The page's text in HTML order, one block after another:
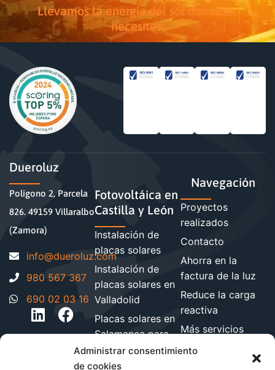
Administrar consentimiento
de cookies
Llevamos la energía del sol donde la
necesites
Dueroluz
Polígono 2, Parcela
826. 49159 Villaralbo
(Zamora)
moc.zuloreud@ofni
980 567 367
690 02 03 16
Fotovoltáica en
Castilla y León
Instalación de
placas solares
Instalación de
placas solares en
Valladolid
Placas solares en
Salamanca para
hogares y
empresa
Navegación
Proyectos
realizados
Contacto
Ahorra en la
factura de la luz
Reduce la carga
reactiva
Más servicios
energéticos
Blog de energía y